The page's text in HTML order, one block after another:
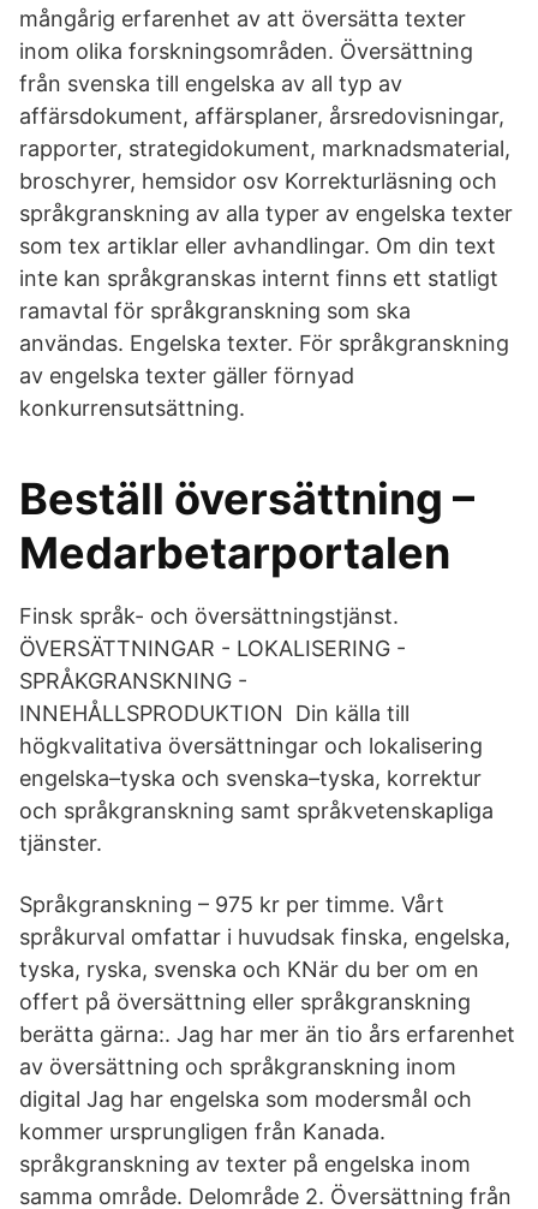
mångårig erfarenhet av att översätta texter
inom olika forskningsområden. Översättning
från svenska till engelska av all typ av
affärsdokument, affärsplaner, årsredovisningar,
rapporter, strategidokument, marknadsmaterial,
broschyrer, hemsidor osv Korrekturläsning och
språkgranskning av alla typer av engelska texter
som tex artiklar eller avhandlingar. Om din text
inte kan språkgranskas internt finns ett statligt
ramavtal för språkgranskning som ska
användas. Engelska texter. För språkgranskning
av engelska texter gäller förnyad
konkurrensutsättning.
Beställ översättning –
Medarbetarportalen
Finsk språk- och översättningstjänst.
ÖVERSÄTTNINGAR - LOKALISERING -
SPRÅKGRANSKNING -
INNEHÅLLSPRODUKTION Din källa till
högkvalitativa översättningar och lokalisering
engelska–tyska och svenska–tyska, korrektur
och språkgranskning samt språkvetenskapliga
tjänster.
Språkgranskning – 975 kr per timme. Vårt
språkurval omfattar i huvudsak finska, engelska,
tyska, ryska, svenska och KNär du ber om en
offert på översättning eller språkgranskning
berätta gärna:. Jag har mer än tio års erfarenhet
av översättning och språkgranskning inom
digital Jag har engelska som modersmål och
kommer ursprungligen från Kanada.
språkgranskning av texter på engelska inom
samma område. Delområde 2. Översättning från